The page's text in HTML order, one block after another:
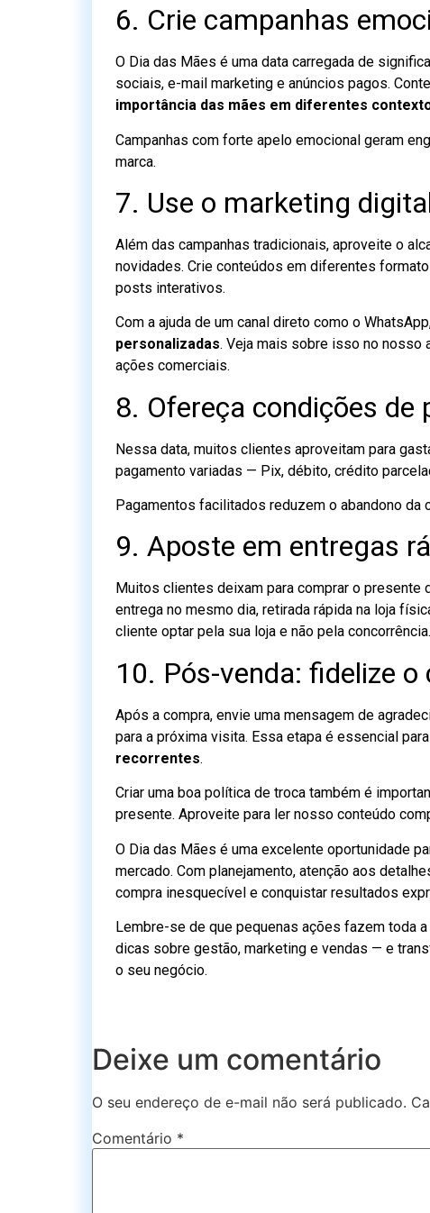
6. Crie campanhas
O Dia das Mães é uma data carregada de
sociais, e-mail marketing e anúncios pagos.
importância das mães em diferentes
Campanhas com forte apelo emocional geram
marca.
7. Use o marketing
Além das campanhas tradicionais, aproveite o
novidades. Crie conteúdos em diferentes
posts interativos.
Com a ajuda de um canal direto como o
personalizadas. Veja mais sobre isso no nosso
ações comerciais.
8. Ofereça condições
Nessa data, muitos clientes aproveitam para
pagamento variadas — Pix, débito, crédito
Pagamentos facilitados reduzem o abandono da
9. Aposte em entregas
Muitos clientes deixam para comprar o presente
entrega no mesmo dia, retirada rápida na loja
cliente optar pela sua loja e não pela concorrência.
10. Pós-venda: fidelize o
Após a compra, envie uma mensagem de
para a próxima visita. Essa etapa é essencial para
recorrentes.
Criar uma boa política de troca também é
presente. Aproveite para ler nosso conteúdo
O Dia das Mães é uma excelente oportunidade
mercado. Com planejamento, atenção aos
compra inesquecível e conquistar resultados
Lembre-se de que pequenas ações fazem toda
dicas sobre gestão, marketing e vendas — e
o seu negócio.
Deixe um comentário
O seu endereço de e-mail não será publicado.
Comentário *